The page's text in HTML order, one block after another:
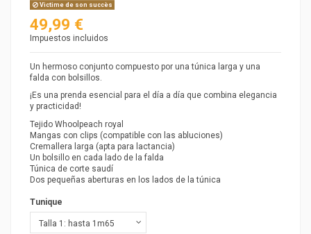
Victime de son succès
49,99 €
Impuestos incluidos
Un hermoso conjunto compuesto por una túnica larga y una
falda con bolsillos.
¡Es una prenda esencial para el día a día que combina elegancia
y practicidad!
Tejido Whoolpeach royal
Mangas con clips (compatible con las abluciones)
Cremallera larga (apta para lactancia)
Un bolsillo en cada lado de la falda
Túnica de corte saudí
Dos pequeñas aberturas en los lados de la túnica
Tunique